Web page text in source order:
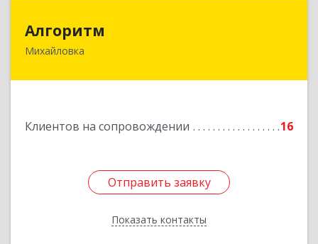
Алгоритм
Михайловка
Клиентов на сопровождении 16
Отправить заявку
Показать контакты
Отправить заявку
Назад